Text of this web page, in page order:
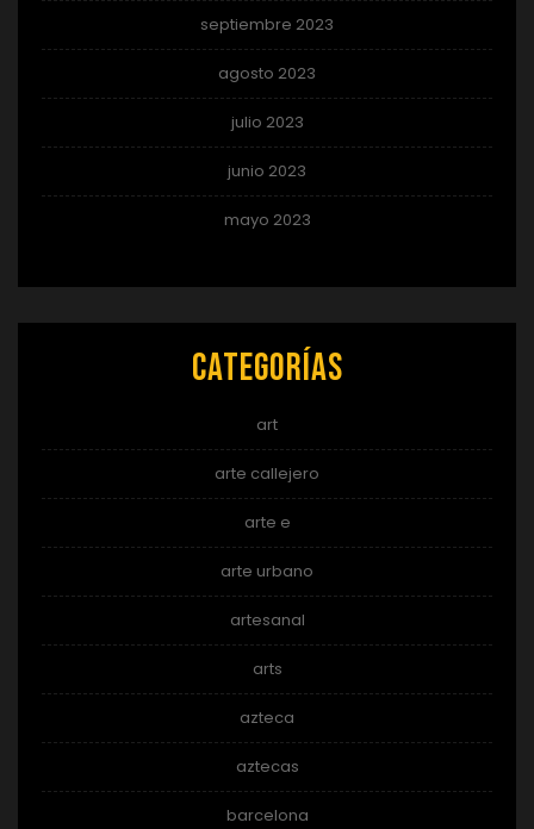
septiembre 2023
agosto 2023
julio 2023
junio 2023
mayo 2023
Categorías
art
arte callejero
arte e
arte urbano
artesanal
arts
azteca
aztecas
barcelona